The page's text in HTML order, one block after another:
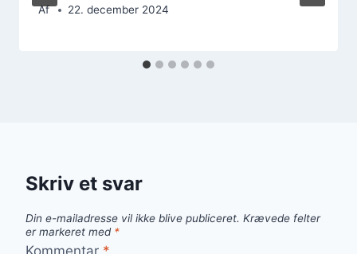
Af 22. december 2024
Skriv et svar
Din e-mailadresse vil ikke blive publiceret. Krævede felter
er markeret med *
Kommentar *